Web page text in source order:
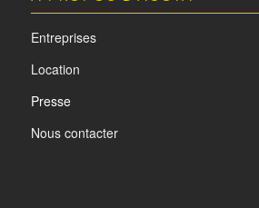
Entreprises
Location
Presse
Nous contacter